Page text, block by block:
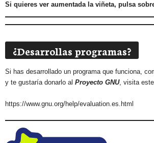
Si quieres ver aumentada la viñeta, pulsa
¿Desarrollas programas?
Si has desarrollado un programa que funciona,
y te gustaría donarlo al Proyecto GNU, visita
https://www.gnu.org/help/evaluation.es.html